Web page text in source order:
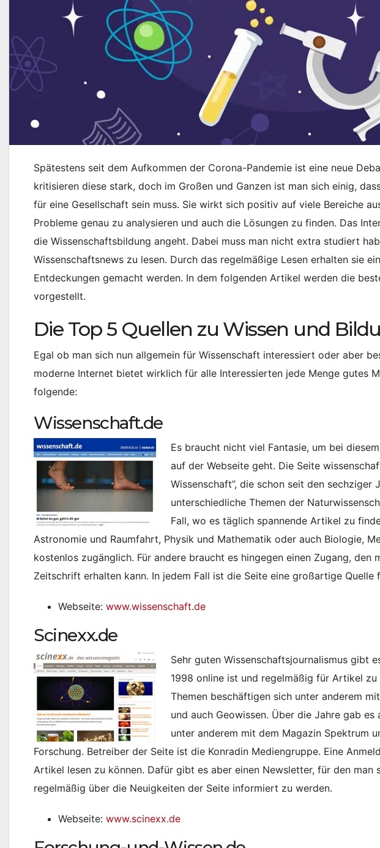
Spätestens seit dem Aufkommen der Corona-Pandemie ist eine neue
kritisieren diese stark, doch im Großen und Ganzen ist man sich einig,
für eine Gesellschaft sein muss. Sie wirkt sich positiv auf viele Bereiche
Probleme genau zu analysieren und auch die Lösungen zu finden. Das
die Wissenschaftsbildung angeht. Dabei muss man nicht extra studiert
Wissenschaftsnews zu lesen. Durch das regelmäßige Lesen erhalten sie
Entdeckungen gemacht werden. In dem folgenden Artikel werden die
vorgestellt.
Die Top 5 Quellen zu Wissen und
Egal ob man sich nun allgemein für Wissenschaft interessiert oder aber
moderne Internet bietet wirklich für alle Interessierten jede Menge gutes
folgende:
Wissenschaft.de
Es braucht nicht viel Fantasie, um bei
auf der Webseite geht. Die Seite
Wissenschaft”, die schon seit den sechziger
unterschiedliche Themen der
Fall, wo es täglich spannende Artikel zu
Astronomie und Raumfahrt, Physik und Mathematik oder auch Biologie,
kostenlos zugänglich. Für andere braucht es hingegen einen Zugang, den
Zeitschrift erhalten kann. In jedem Fall ist die Seite eine großartige Quelle
Webseite: www.wissenschaft.de
Scinexx.de
Sehr guten Wissenschaftsjournalismus gibt
1998 online ist und regelmäßig für Artikel
Themen beschäftigen sich unter anderem
und auch Geowissen. Über die Jahre gab
unter anderem mit dem Magazin Spektrum
Forschung. Betreiber der Seite ist die Konradin Mediengruppe. Eine
Artikel lesen zu können. Dafür gibt es aber einen Newsletter, für den man
regelmäßig über die Neuigkeiten der Seite informiert zu werden.
Webseite: www.scinexx.de